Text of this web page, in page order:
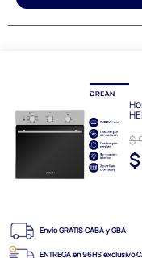
$
Envío GRATIS CABA y GBA
ENTREGA en 96HS exclusivo